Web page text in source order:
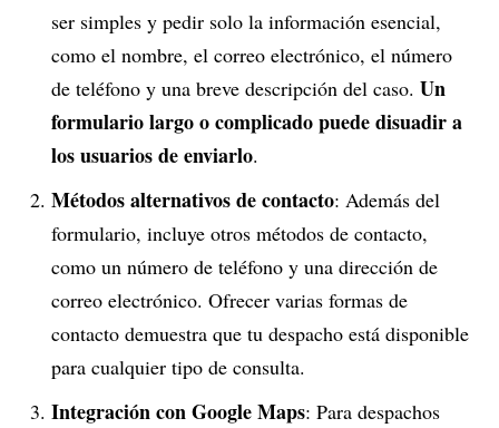
ser simples y pedir solo la información esencial,
como el nombre, el correo electrónico, el número
de teléfono y una breve descripción del caso. Un
formulario largo o complicado puede disuadir a
los usuarios de enviarlo.
Métodos alternativos de contacto: Además del
formulario, incluye otros métodos de contacto,
como un número de teléfono y una dirección de
correo electrónico. Ofrecer varias formas de
contacto demuestra que tu despacho está disponible
para cualquier tipo de consulta.
Integración con Google Maps: Para despachos